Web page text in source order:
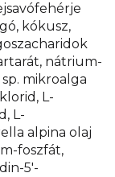
kókusz,
nátrium-
mikroalga
L-
L-
alpina olaj
foszfát,
5'-